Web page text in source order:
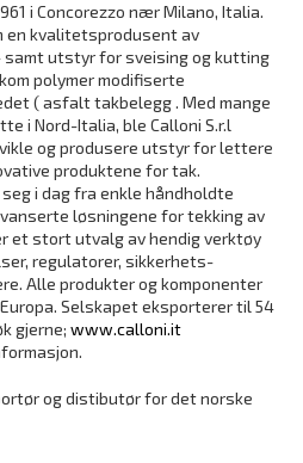
i Concorezzo nær Milano, Italia.
en kvalitetsprodusent av
utstyr for sveising og kutting
polymer modifiserte
( asfalt takbelegg . Med mange
i Nord-Italia, ble Calloni S.r.l
og produsere utstyr for lettere
produktene for tak.
i dag fra enkle håndholdte
løsningene for tekking av
et stort utvalg av hendig verktøy
regulatorer, sikkerhets-
Alle produkter og komponenter
Selskapet eksporterer til 54
gjerne;www.calloni.it
og distibutør for det norske